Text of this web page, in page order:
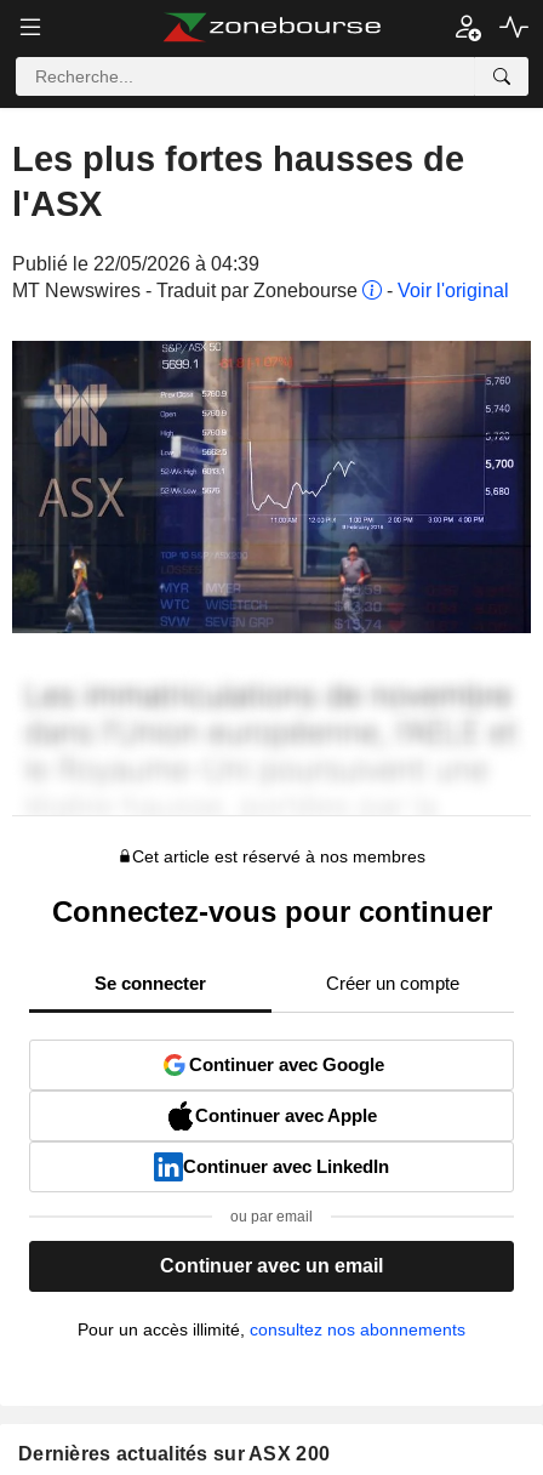
Les plus fortes hausses de
l'ASX
Publié le 22/05/2026 à 04:39
MT Newswires - Traduit par Zonebourse
- Voir l'original
Cet article est réservé à nos membres
Connectez-vous pour continuer
Se connecter Créer un compte
Continuer avec Google
Continuer avec Apple
Continuer avec LinkedIn
ou par email
Continuer avec un email
Pour un accès illimité, consultez nos abonnements
Dernières actualités sur ASX 200